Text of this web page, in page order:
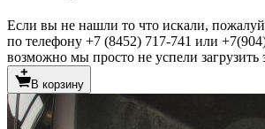
Если вы не нашли то что искали,
по телефону +7 (8452) 717-741 или
возможно мы просто не успели загрузить
В корзину